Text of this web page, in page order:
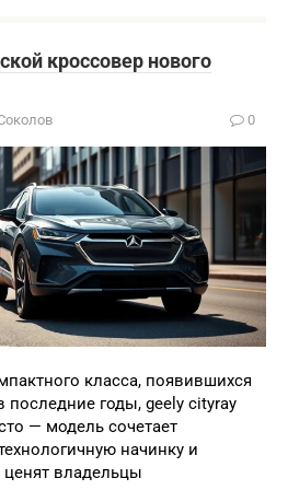
кроссовер нового
0
класса, появившихся
годы, geely cityray
— модель сочетает
начинку и
ценят владельцы